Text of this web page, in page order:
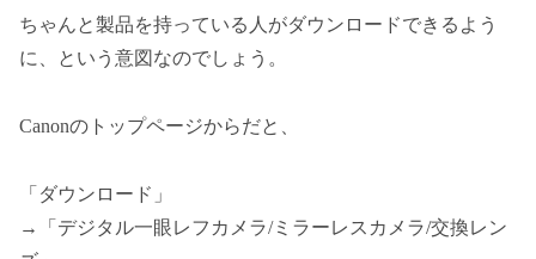
ちゃんと製品を持っている人がダウンロードできるよう
に、という意図なのでしょう。
Canonのトップページからだと、
「ダウンロード」
→「デジタル一眼レフカメラ/ミラーレスカメラ/交換レン